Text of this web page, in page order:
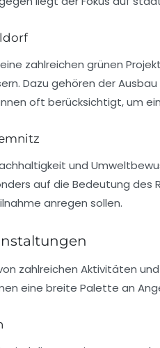
zahlreichen grünen
Dazu gehören der
oft berücksichtigt, um
und
auf die Bedeutung
anregen sollen.
zahlreichen Aktivitäten
eine breite Palette an